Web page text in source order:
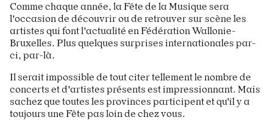
Comme chaque année, la Fête de la Musique sera
l'occasion de découvrir ou de retrouver sur scène les
artistes qui font l'actualité en Fédération Wallonie-
Bruxelles. Plus quelques surprises internationales par-
ci, par-là.
Il serait impossible de tout citer tellement le nombre de
concerts et d'artistes présents est impressionnant. Mais
sachez que toutes les provinces participent et qu'il y a
toujours une Fête pas loin de chez vous.